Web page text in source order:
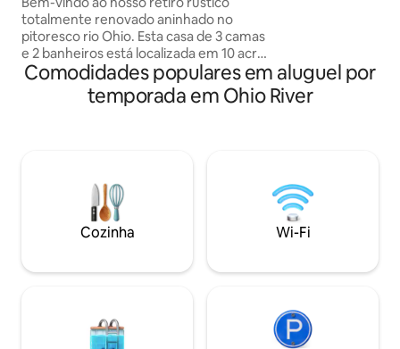
hidromassagem
totalmente renovado aninhado no
pitoresco rio Ohio. Esta casa de 3 camas
e 2 banheiros está localizada em 10 acres
de propriedade à beira do rio de tirar o
fôlego. Desfrute de pesca e passeios de
barco diretamente da sua porta e, em
quem ama a natureza e uma escapadela
inesquecível.* **O número do hóspede e
do animal de estimação afeta os preços.
Certifique-se de ter o número correto
antes de reservar.
completo com a
melhores
você está
colina.
Comodidades populares em aluguel por
temporada em Ohio River
Cozinha Wi-Fi